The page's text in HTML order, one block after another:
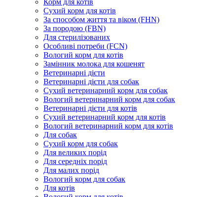
Корм для котів
Сухий корм для котів
За способом життя та віком (FHN)
За породою (FBN)
Для стерилізованих
Особливі потреби (FCN)
Вологий корм для котів
Замінник молока для кошенят
Ветеринарні дієти
Ветеринарні дієти для собак
Сухий ветеринарний корм для собак
Вологий ветеринарний корм для собак
Ветеринарні дієти для котів
Сухий ветеринарний корм для котів
Вологий ветеринарний корм для котів
Для собак
Сухий корм для собак
Для великих порід
Для середніх порід
Для малих порід
Вологий корм для собак
Для котів